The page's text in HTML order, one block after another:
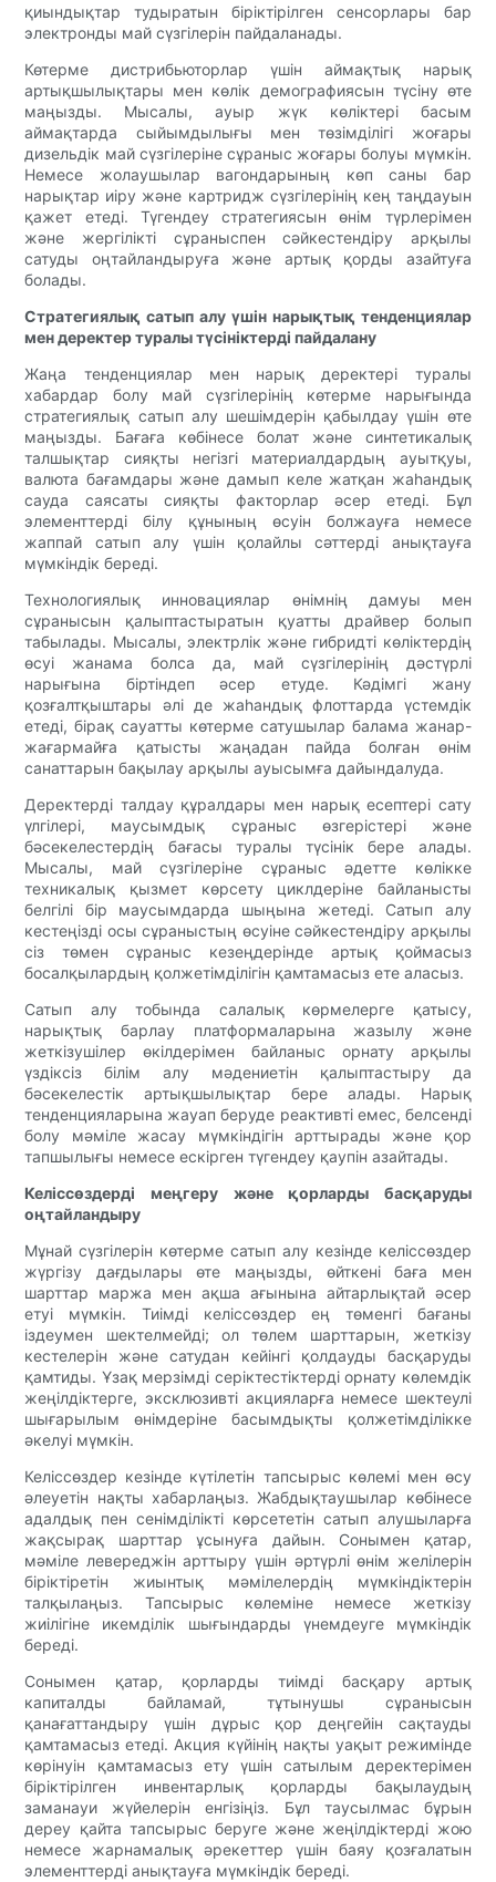
қиындықтар тудыратын біріктірілген сенсорлары бар
электронды май сүзгілерін пайдаланады.
Көтерме дистрибьюторлар үшін аймақтық нарық
артықшылықтары мен көлік демографиясын түсіну өте
маңызды. Мысалы, ауыр жүк көліктері басым
аймақтарда сыйымдылығы мен төзімділігі жоғары
дизельдік май сүзгілеріне сұраныс жоғары болуы мүмкін.
Немесе жолаушылар вагондарының көп саны бар
нарықтар иіру және картридж сүзгілерінің кең таңдауын
қажет етеді. Түгендеу стратегиясын өнім түрлерімен
және жергілікті сұраныспен сәйкестендіру арқылы
сатуды оңтайландыруға және артық қорды азайтуға
болады.
Стратегиялық сатып алу үшін нарықтық тенденциялар
мен деректер туралы түсініктерді пайдалану
Жаңа тенденциялар мен нарық деректері туралы
хабардар болу май сүзгілерінің көтерме нарығында
стратегиялық сатып алу шешімдерін қабылдау үшін өте
маңызды. Бағаға көбінесе болат және синтетикалық
талшықтар сияқты негізгі материалдардың ауытқуы,
валюта бағамдары және дамып келе жатқан жаһандық
сауда саясаты сияқты факторлар әсер етеді. Бұл
элементтерді білу құнының өсуін болжауға немесе
жаппай сатып алу үшін қолайлы сәттерді анықтауға
мүмкіндік береді.
Технологиялық инновациялар өнімнің дамуы мен
сұранысын қалыптастыратын қуатты драйвер болып
табылады. Мысалы, электрлік және гибридті көліктердің
өсуі жанама болса да, май сүзгілерінің дәстүрлі
нарығына біртіндеп әсер етуде. Кәдімгі жану
қозғалтқыштары әлі де жаһандық флоттарда үстемдік
етеді, бірақ сауатты көтерме сатушылар балама жанар-
жағармайға қатысты жаңадан пайда болған өнім
санаттарын бақылау арқылы ауысымға дайындалуда.
Деректерді талдау құралдары мен нарық есептері сату
үлгілері, маусымдық сұраныс өзгерістері және
бәсекелестердің бағасы туралы түсінік бере алады.
Мысалы, май сүзгілеріне сұраныс әдетте көлікке
техникалық қызмет көрсету циклдеріне байланысты
белгілі бір маусымдарда шыңына жетеді. Сатып алу
кестеңізді осы сұраныстың өсуіне сәйкестендіру арқылы
сіз төмен сұраныс кезеңдерінде артық қоймасыз
босалқылардың қолжетімділігін қамтамасыз ете аласыз.
Сатып алу тобында салалық көрмелерге қатысу,
нарықтық барлау платформаларына жазылу және
жеткізушілер өкілдерімен байланыс орнату арқылы
үздіксіз білім алу мәдениетін қалыптастыру да
бәсекелестік артықшылықтар бере алады. Нарық
тенденцияларына жауап беруде реактивті емес, белсенді
болу мәміле жасау мүмкіндігін арттырады және қор
тапшылығы немесе ескірген түгендеу қаупін азайтады.
Келіссөздерді меңгеру және қорларды басқаруды
оңтайландыру
Мұнай сүзгілерін көтерме сатып алу кезінде келіссөздер
жүргізу дағдылары өте маңызды, өйткені баға мен
шарттар маржа мен ақша ағынына айтарлықтай әсер
етуі мүмкін. Тиімді келіссөздер ең төменгі бағаны
іздеумен шектелмейді; ол төлем шарттарын, жеткізу
кестелерін және сатудан кейінгі қолдауды басқаруды
қамтиды. Ұзақ мерзімді серіктестіктерді орнату көлемдік
жеңілдіктерге, эксклюзивті акцияларға немесе шектеулі
шығарылым өнімдеріне басымдықты қолжетімділікке
әкелуі мүмкін.
Келіссөздер кезінде күтілетін тапсырыс көлемі мен өсу
әлеуетін нақты хабарлаңыз. Жабдықтаушылар көбінесе
адалдық пен сенімділікті көрсететін сатып алушыларға
жақсырақ шарттар ұсынуға дайын. Сонымен қатар,
мәміле левереджін арттыру үшін әртүрлі өнім желілерін
біріктіретін жиынтық мәмілелердің мүмкіндіктерін
талқылаңыз. Тапсырыс көлеміне немесе жеткізу
жиілігіне икемділік шығындарды үнемдеуге мүмкіндік
береді.
Сонымен қатар, қорларды тиімді басқару артық
капиталды байламай, тұтынушы сұранысын
қанағаттандыру үшін дұрыс қор деңгейін сақтауды
қамтамасыз етеді. Акция күйінің нақты уақыт режимінде
көрінуін қамтамасыз ету үшін сатылым деректерімен
біріктірілген инвентарлық қорларды бақылаудың
заманауи жүйелерін енгізіңіз. Бұл таусылмас бұрын
дереу қайта тапсырыс беруге және жеңілдіктерді жою
немесе жарнамалық әрекеттер үшін баяу қозғалатын
элементтерді анықтауға мүмкіндік береді.